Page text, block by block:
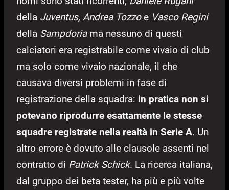
della Juventus, Andrea Tozzoe Vasco Regini
della Sampdoriama nessuno di questi
calciatori era registrabile come vivaio di club
ma solo come vivaio nazionale, il che
causava diversi problemi in fase di
registrazione della squadra: in pratica non si
potevano riprodurre esattamente le stesse
squadre registrate nella realtà in Serie A. Un
altro errore è dovuto alle clausole assenti nel
contratto di Patrick Schick. La ricerca italiana,
dal gruppo dei beta tester, ha più e più volte